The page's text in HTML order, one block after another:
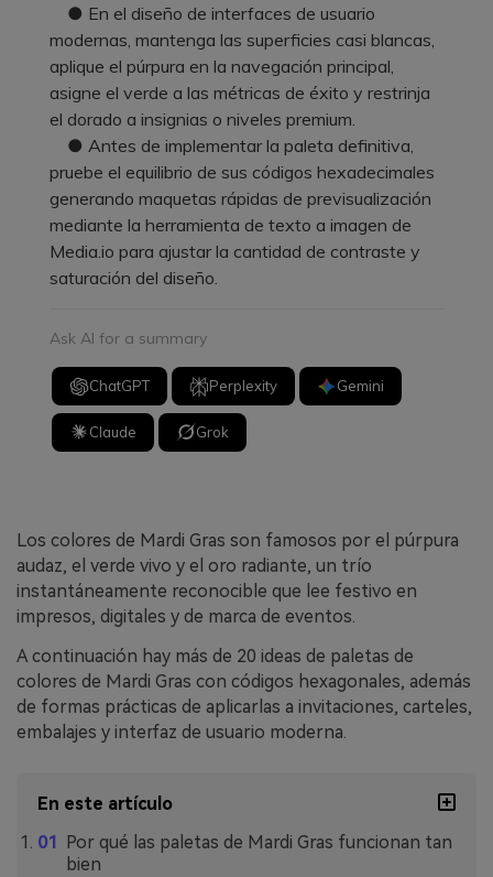
● En el diseño de interfaces de usuario
modernas, mantenga las superficies casi blancas,
aplique el púrpura en la navegación principal,
asigne el verde a las métricas de éxito y restrinja
el dorado a insignias o niveles premium.
● Antes de implementar la paleta definitiva,
pruebe el equilibrio de sus códigos hexadecimales
generando maquetas rápidas de previsualización
mediante la herramienta de texto a imagen de
Media.io para ajustar la cantidad de contraste y
saturación del diseño.
Ask AI for a summary
ChatGPT Perplexity Gemini
Claude Grok
Los colores de Mardi Gras son famosos por el púrpura
audaz, el verde vivo y el oro radiante, un trío
instantáneamente reconocible que lee festivo en
impresos, digitales y de marca de eventos.
A continuación hay más de 20 ideas de paletas de
colores de Mardi Gras con códigos hexagonales, además
de formas prácticas de aplicarlas a invitaciones, carteles,
embalajes y interfaz de usuario moderna.
En este artículo
Por qué las paletas de Mardi Gras funcionan tan
bien